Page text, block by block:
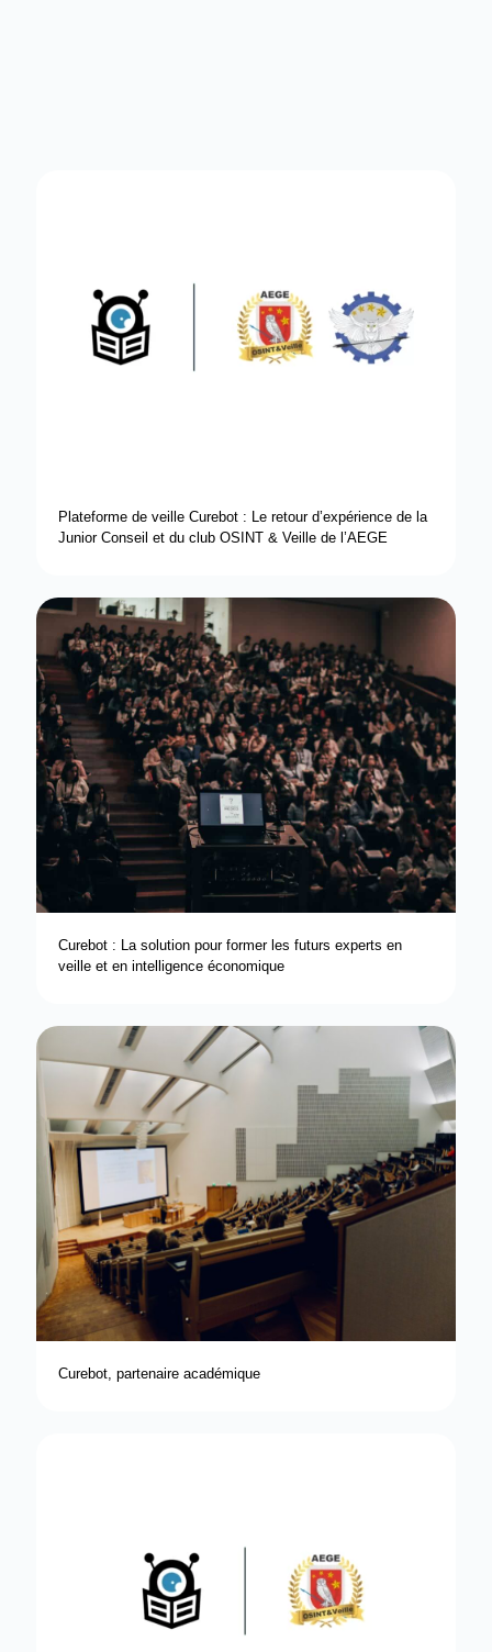
Plateforme de veille Curebot : Le retour d’expérience de la
Junior Conseil et du club OSINT & Veille de l’AEGE
Curebot : La solution pour former les futurs experts en
veille et en intelligence économique
Curebot, partenaire académique